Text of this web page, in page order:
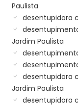
Paulista
desentupidora
Jardim Paulista
desentupidora
Jardim Paulista
desentupidora